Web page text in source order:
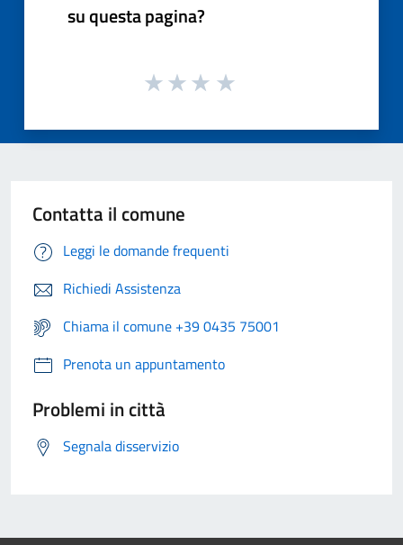
su questa pagina?
Contatta il comune
Leggi le domande frequenti
Richiedi Assistenza
Chiama il comune +39 0435 75001
Prenota un appuntamento
Problemi in città
Segnala disservizio